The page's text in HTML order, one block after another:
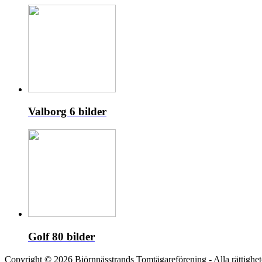
Valborg 6 bilder
Golf80 bilder
Copyright © 2026 Björnnässtrands Tomtägareförening - Alla